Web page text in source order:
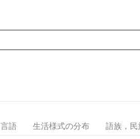
生活様式の分布 語族，民